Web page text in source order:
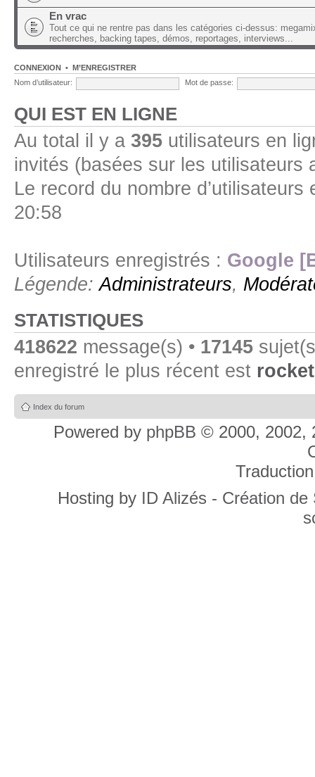
En vrac
Tout ce qui ne rentre pas dans les catégories ci-dessus:
recherches, backing tapes, démos, reportages, interviews...
CONNEXION • M’ENREGISTRER
Nom d’utilisateur:
Mot de passe:
QUI EST EN LIGNE
Au total il y a 395 utilisateurs en
invités (basées sur les utilisateurs
Le record du nombre
20:58
Utilisateurs enregistrés : Google
Légende:Administrateurs,
STATISTIQUES
418622 message(s) • 17145
enregistré le plus récent est
Index du forum
Powered by phpBB © 2000, 2002,
Hosting by ID Alizés - Création